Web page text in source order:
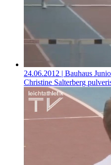
24.06.2012 | Bauhaus
Christine Salterberg